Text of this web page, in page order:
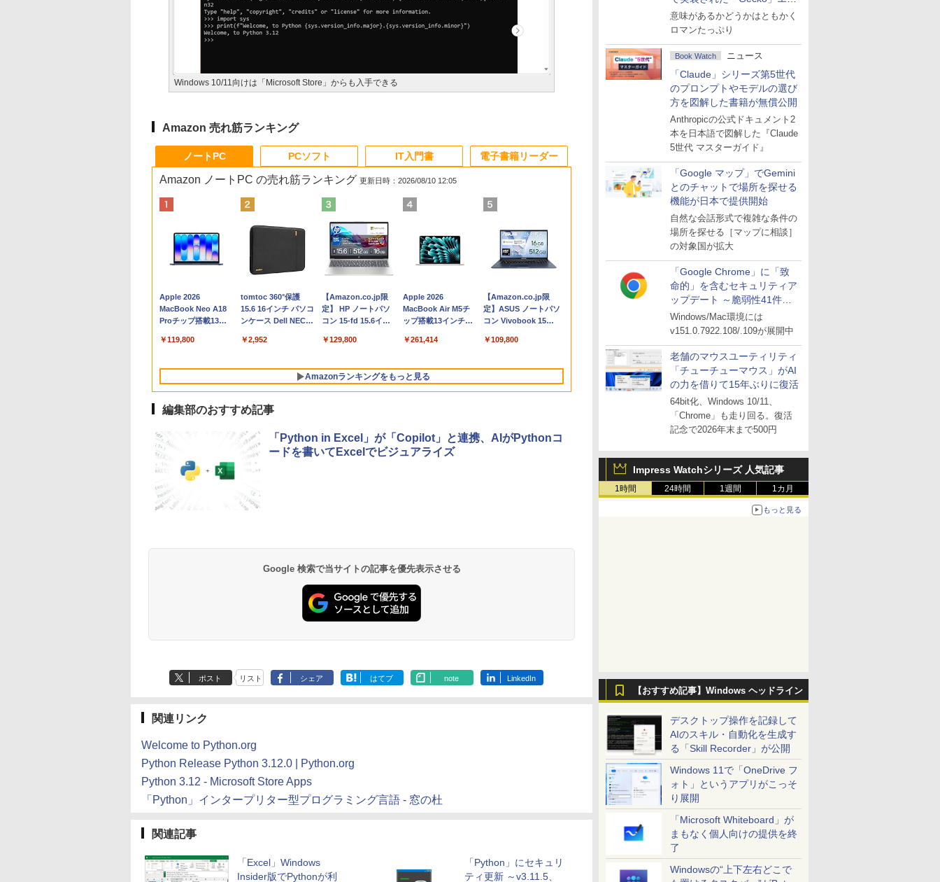
ジン
意味があるかどうかはともかく
ロマンたっぷり
Book Watch ニュース
「Claude」シリーズ第5世代
のプロンプトやモデルの選び
方を図解した書籍が無償公開
Anthropicの公式ドキュメント2
本を日本語で図解した『Claude
5世代 マスターガイド』
「Google マップ」でGemini
とのチャットで場所を探せる
機能が日本で提供開始
自然な会話形式で複雑な条件の
場所を探せる［マップに相談］
の対象国が拡大
「Google Chrome」に「致
命的」を含むセキュリティア
ップデート ～脆弱性41件に
対処
Windows/Mac環境には
v151.0.7922.108/.109が展開中
老舗のマウスユーティリティ
「チューチューマウス」がAI
の力を借りて15年ぶりに復活
64bit化、Windows 10/11、
「Chrome」も走り回る。復活
記念で2026年末まで500円
Impress Watchシリーズ 人気記事
1時間 24時間 1週間 1カ月
もっと見る
【おすすめ記事】Windows ヘッドライン
デスクトップ操作を記録して
AIのスキル・自動化を生成す
る「Skill Recorder」が公開
Windows 11で「OneDrive フ
ォト」というアプリがこっそ
り展開
「Microsoft Whiteboard」が
まもなく個人向けの提供を終
了
Windowsの“上下左右どこで
Windows 10/11向けは「Microsoft Store」からも入手できる
Amazon 売れ筋ランキング
ノートPC
Amazon ノートPC の売れ筋ランキング 更新日時：2026/08/10 12:05
Apple 2026
MacBook Neo A18
Proチップ搭載13イ
AIとApple
設計、Liquid Retina
ユニファイドメモ
リ、256GB SSDスト
レージ、1080p
- インディゴ
￥119,800
tomtoc 360°保護
15.6 16インチ パソコ
ンケース Dell NEC
dynabook Lenovo
￥2,952
【Amazon.co.jp限
定】 HP ノートパソ
コン 15-fd 15.6イン
512GB SSD インテ
￥129,800
Apple 2026
MacBook Air M5チ
ップ搭載13インチノ
Apple
ンチLiquid Retinaデ
ィスプレイ、16GB
ユニファイドメモ
本語キーボード、
Touch ID - シルバー
￥261,414
【Amazon.co.jp限
定】ASUS ノートパソ
コン Vivobook 15
AMD Ryzen 7 170 メ
Microsoft 365
搭載 Windows 11 重量
R7165BUWS
￥109,800
Amazonランキングをもっと見る
PCソフト
インゲームコード】
￥3,200
ンゲームコード】 ロ
ンコード版
￥1,600
版|Windows11、
￥39,582
IT入門書
￥1,292
マニュアル AI副業に
もKindle出版にも！
非エンジニアのため
のAIコーディング入
￥99
ズ (はぴーイラスト
￥480
電子書籍リーダー
るさ自動調整、色調
持続バッテリー、広
告なし、メタリック
￥27,980
ト、12週間持続バッ
ブラック
￥22,980
レイ、色調調節ライ
ッテリー、広告無
し、ブラック (2025
年発売)
￥31,980
編集部のおすすめ記事
「Python in Excel」が「Copilot」と連携、AIがPythonコ
ードを書いてExcelでビジュアライズ
Google 検索で当サイトの記事を優先表示させる
ポスト リスト シェア はてブ note LinkedIn
関連リンク
Welcome to Python.org
Python Release Python 3.12.0 | Python.org
Python 3.12 - Microsoft Store Apps
「Python」インタープリター型プログラミング言語 - 窓の杜
関連記事
「Excel」Windows
Insider版でPythonが利
「Python」にセキュリ
ティ更新 ～v3.11.5、